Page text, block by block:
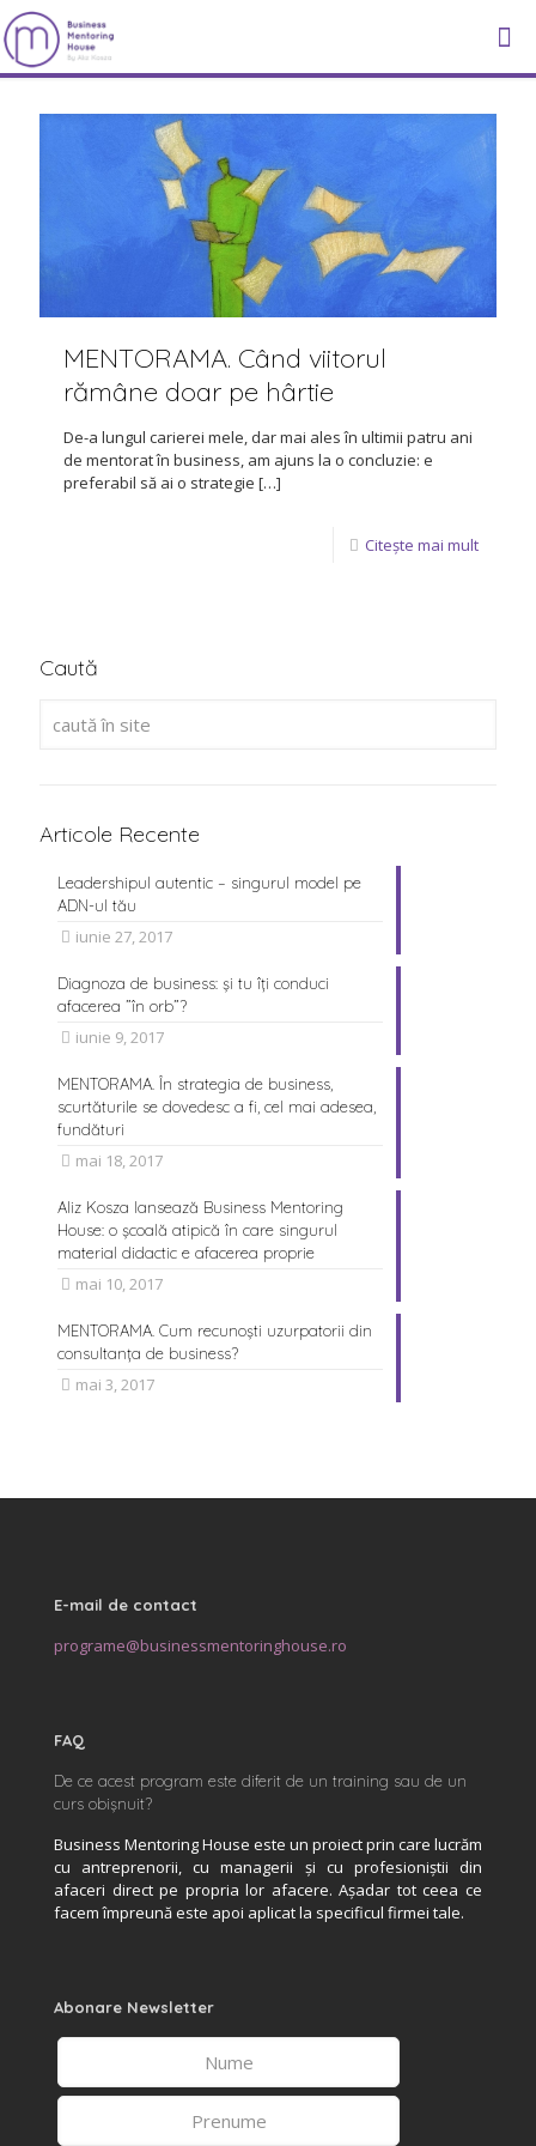
MENTORAMA. Când viitorul
rămâne doar pe hârtie
De-a lungul carierei mele, dar mai ales în ultimii patru ani
de mentorat în business, am ajuns la o concluzie: e
preferabil să ai o strategie […]
Citește mai mult
Caută
Articole Recente
Leadershipul autentic – singurul model pe
ADN-ul tău
iunie 27, 2017
Diagnoza de business: și tu îți conduci
afacerea ”în orb”?
iunie 9, 2017
MENTORAMA. În strategia de business,
scurtăturile se dovedesc a fi, cel mai adesea,
fundături
mai 18, 2017
Aliz Kosza lansează Business Mentoring
House: o școală atipică în care singurul
material didactic e afacerea proprie
mai 10, 2017
MENTORAMA. Cum recunoşti uzurpatorii din
consultanţa de business?
mai 3, 2017
E-mail de contact
programe@businessmentoringhouse.ro
FAQ
De ce acest program este diferit de un training sau de un
curs obișnuit?
Business Mentoring House este un proiect prin care lucrăm
cu antreprenorii, cu managerii și cu profesioniștii din
afaceri direct pe propria lor afacere. Așadar tot ceea ce
facem împreună este apoi aplicat la specificul firmei tale.
Abonare Newsletter